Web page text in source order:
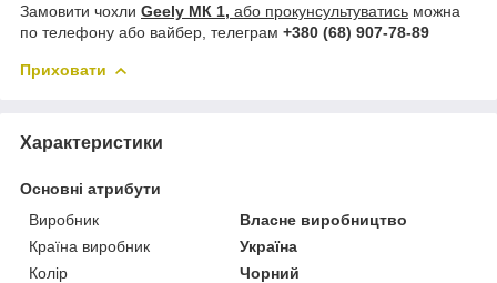
Замовити чохли Geely МК 1, або прокунсультуватись можна
по телефону або вайбер, телеграм +380 (68) 907-78-89
Приховати
Характеристики
Основні атрибути
Виробник
Власне виробництво
Країна виробник
Україна
Колір
Чорний